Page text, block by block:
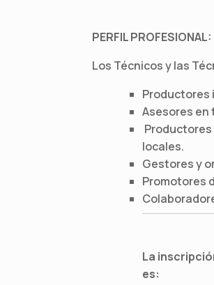
PERFIL PROFESIONAL:
Los Técnicos y las
Productores
Asesores
locales.
Gestores y
Promotores
La
es: